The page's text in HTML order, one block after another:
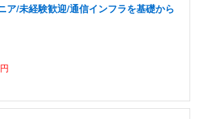
ア/未経験歓迎/通信インフラを基礎から